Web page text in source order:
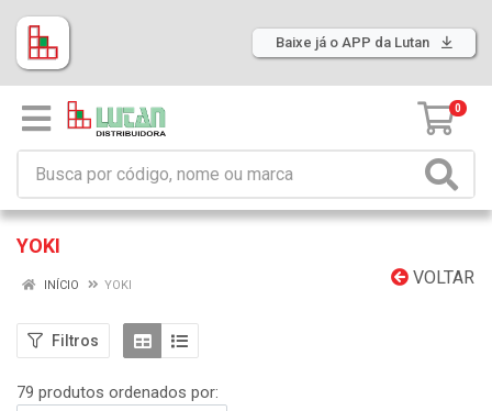
Baixe já o APP da Lutan
0
YOKI
VOLTAR
INÍCIO YOKI
Filtros
79 produtos ordenados por: